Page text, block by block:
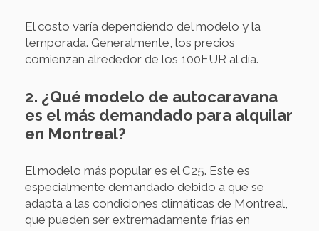
El costo varía dependiendo del modelo y la
temporada. Generalmente, los precios
comienzan alrededor de los 100EUR al día.
2. ¿Qué modelo de autocaravana
es el más demandado para alquilar
en Montreal?
El modelo más popular es el C25. Este es
especialmente demandado debido a que se
adapta a las condiciones climáticas de Montreal,
que pueden ser extremadamente frías en